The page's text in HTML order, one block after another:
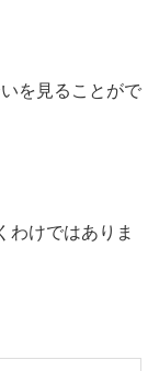
を見ることがで
わけではありま